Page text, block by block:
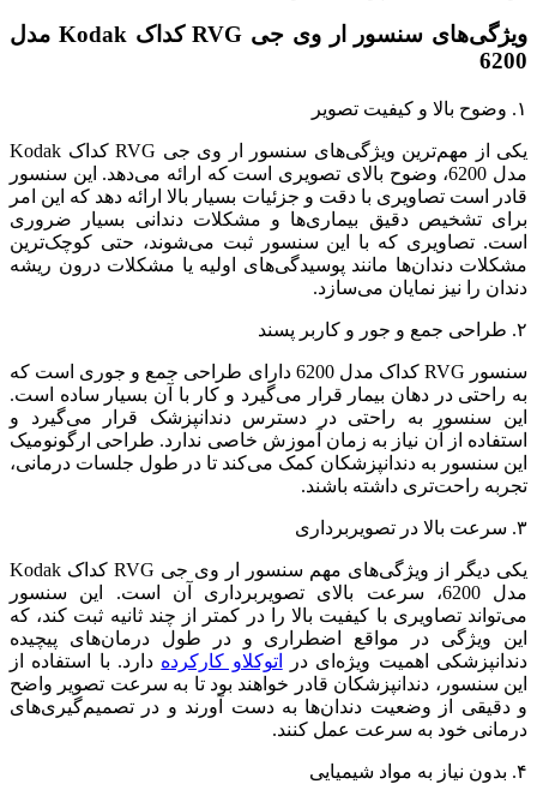
ویژگی‌های سنسور ار وی جی RVG کداک Kodak مدل
6200
۱. وضوح بالا و کیفیت تصویر
یکی از مهم‌ترین ویژگی‌های سنسور ار وی جی RVG کداک Kodak
مدل 6200، وضوح بالای تصویری است که ارائه می‌دهد. این سنسور
قادر است تصاویری با دقت و جزئیات بسیار بالا ارائه دهد که این امر
برای تشخیص دقیق بیماری‌ها و مشکلات دندانی بسیار ضروری
است. تصاویری که با این سنسور ثبت می‌شوند، حتی کوچک‌ترین
مشکلات دندان‌ها مانند پوسیدگی‌های اولیه یا مشکلات درون ریشه
دندان را نیز نمایان می‌سازد.
۲. طراحی جمع و جور و کاربر پسند
سنسور RVG کداک مدل 6200 دارای طراحی جمع و جوری است که
به راحتی در دهان بیمار قرار می‌گیرد و کار با آن بسیار ساده است.
این سنسور به راحتی در دسترس دندانپزشک قرار می‌گیرد و
استفاده از آن نیاز به زمان آموزش خاصی ندارد. طراحی ارگونومیک
این سنسور به دندانپزشکان کمک می‌کند تا در طول جلسات درمانی،
تجربه راحت‌تری داشته باشند.
۳. سرعت بالا در تصویربرداری
یکی دیگر از ویژگی‌های مهم سنسور ار وی جی RVG کداک Kodak
مدل 6200، سرعت بالای تصویربرداری آن است. این سنسور
می‌تواند تصاویری با کیفیت بالا را در کمتر از چند ثانیه ثبت کند، که
این ویژگی در مواقع اضطراری و در طول درمان‌های پیچیده
دندانپزشکی اهمیت ویژه‌ای در
اتوکلاو کارکرده دارد. با استفاده از
این سنسور، دندانپزشکان قادر خواهند بود تا به سرعت تصویر واضح
و دقیقی از وضعیت دندان‌ها به دست آورند و در تصمیم‌گیری‌های
درمانی خود به سرعت عمل کنند.
۴. بدون نیاز به مواد شیمیایی